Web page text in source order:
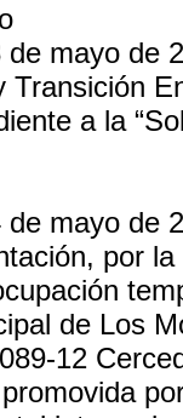
mayo de
Transición
a la
mayo de
por
de Los
12